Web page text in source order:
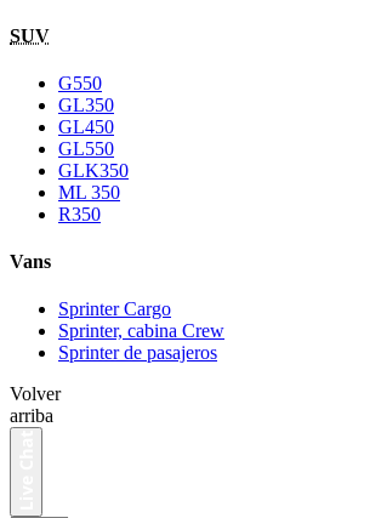
SUV
G550
GL350
GL450
GL550
GLK350
ML 350
R350
Vans
Sprinter Cargo
Sprinter, cabina Crew
Sprinter de pasajeros
Volver
arriba